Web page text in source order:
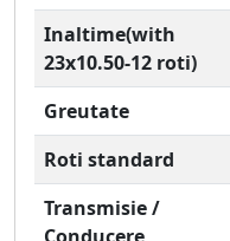
Inaltime(with
23x10.50-12 roti)
Greutate
Roti standard
Transmisie /